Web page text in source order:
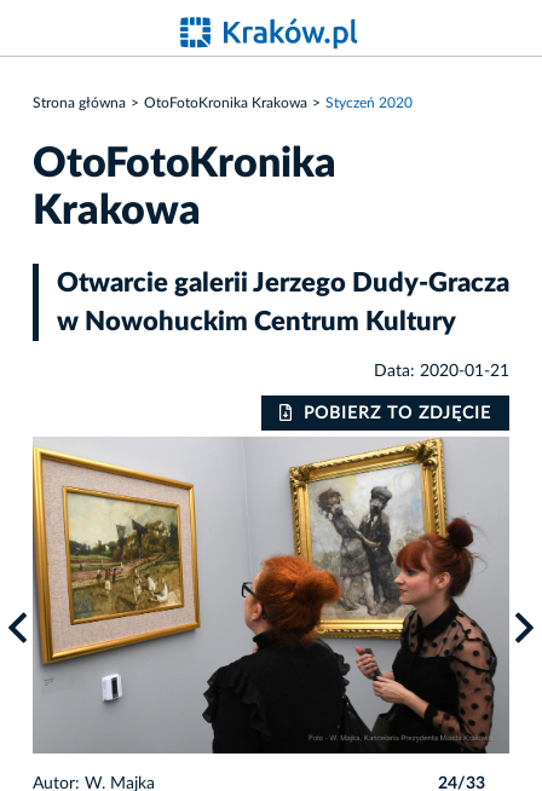
Strona główna OtoFotoKronika Krakowa Styczeń 2020
OtoFotoKronika
Krakowa
Otwarcie galerii Jerzego Dudy-Gracza
w Nowohuckim Centrum Kultury
Data: 2020-01-21
POBIERZ TO ZDJĘCIE
Autor: W. Majka 24/33